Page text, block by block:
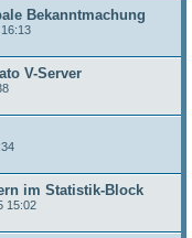
Bekanntmachung
V-Server
im Statistik-Block
15:02